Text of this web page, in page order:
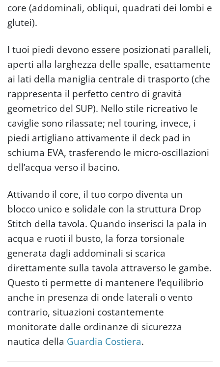
core (addominali, obliqui, quadrati dei lombi e
glutei).
I tuoi piedi devono essere posizionati paralleli,
aperti alla larghezza delle spalle, esattamente
ai lati della maniglia centrale di trasporto (che
rappresenta il perfetto centro di gravità
geometrico del SUP). Nello stile ricreativo le
caviglie sono rilassate; nel touring, invece, i
piedi artigliano attivamente il deck pad in
schiuma EVA, trasferendo le micro-oscillazioni
dell’acqua verso il bacino.
Attivando il core, il tuo corpo diventa un
blocco unico e solidale con la struttura Drop
Stitch della tavola. Quando inserisci la pala in
acqua e ruoti il busto, la forza torsionale
generata dagli addominali si scarica
direttamente sulla tavola attraverso le gambe.
Questo ti permette di mantenere l’equilibrio
anche in presenza di onde laterali o vento
contrario, situazioni costantemente
monitorate dalle ordinanze di sicurezza
nautica della Guardia Costiera.